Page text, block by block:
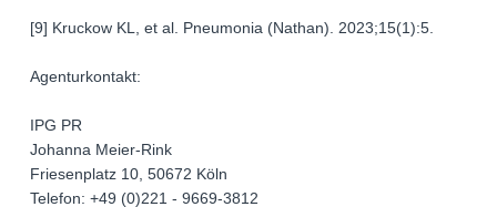
[9] Kruckow KL, et al. Pneumonia (Nathan). 2023;15(1):5.
Agenturkontakt:
IPG PR
Johanna Meier-Rink
Friesenplatz 10, 50672 Köln
Telefon: +49 (0)221 - 9669-3812